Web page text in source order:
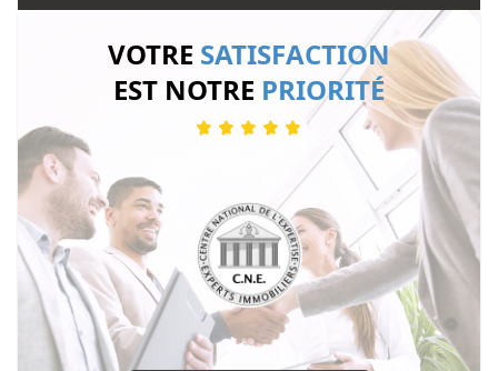
VOTRE SATISFACTION
EST NOTRE PRIORITÉ